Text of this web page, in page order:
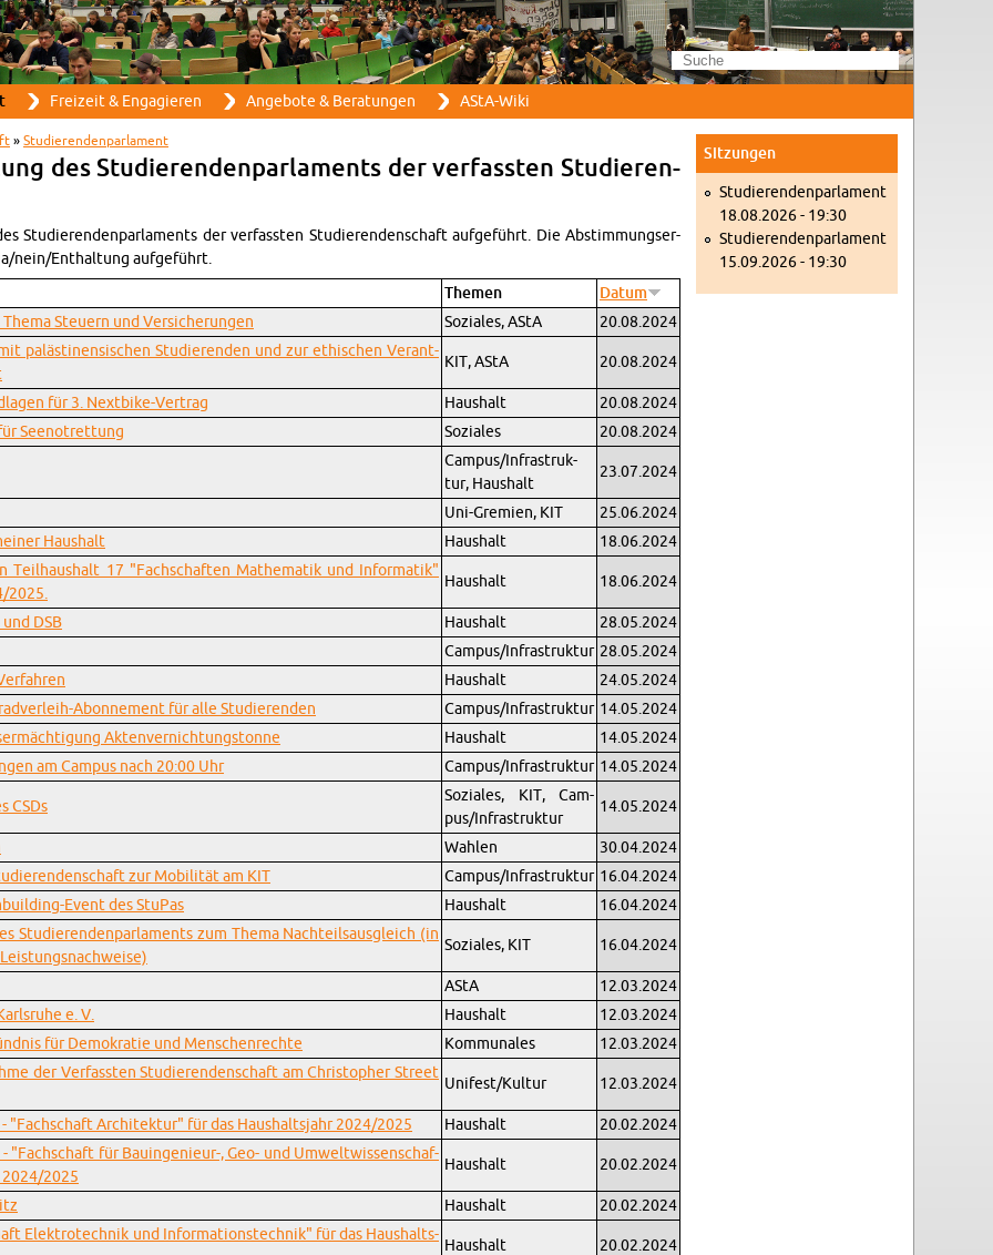
Direkt zum Inhalt
Frei­zeit & En­ga­gie­ren An­ge­bo­te & Be­ra­tun­gen AStA-Wi­ki
» Stu­die­ren­den­par­la­ment
des Stu­die­ren­den­par­la­ments der ver­fass­ten Stu­die­ren­
Stu­die­ren­den­par­la­ments der ver­fass­ten Stu­die­ren­den­schaft auf­ge­führt. Die Ab­stim­mungs­er­
nein/Ent­hal­tung auf­ge­führt.
The­men
Datum
Steu­ern und Ver­si­che­run­gen
So­zia­les, AStA
20.08.2024
pa­läs­ti­nen­si­schen Stu­die­ren­den und zur ethi­schen Ver­ant­
KIT, AStA 20.08.2024
für 3. Next­bike-Ver­trag Haus­halt
20.08.2024
See­notret­tung
So­zia­les 20.08.2024
Cam­pus/In­fra­struk­
tur, Haus­halt
23.07.2024
Uni-Gre­mi­en, KIT
25.06.2024
Haus­halt
Haus­halt
18.06.2024
Teil­haus­halt 17 "Fach­schaf­ten Ma­the­ma­tik und In­for­ma­tik"
2025.
Haus­halt 18.06.2024
DSB Haus­halt
28.05.2024
Cam­pus/In­fra­struk­tur 28.05.2024
Haus­halt
24.05.2024
Abon­ne­ment für alle Stu­die­ren­den
Cam­pus/In­fra­struk­tur 14.05.2024
Ak­ten­ver­nich­tungs­ton­ne
Haus­halt
14.05.2024
am Cam­pus nach 20:00 Uhr
Cam­pus/In­fra­struk­tur 14.05.2024
CSDs
So­zia­les, KIT, Cam­
pus/In­fra­struk­tur
14.05.2024
Wah­len
30.04.2024
zur Mo­bi­li­tät am KIT
Cam­pus/In­fra­struk­tur 16.04.2024
Event des Stu­Pas
Haus­halt
16.04.2024
Stu­die­ren­den­par­la­ments zum Thema Nach­teils­aus­gleich (in
So­zia­les, KIT 16.04.2024
AStA
12.03.2024
e. V.
Haus­halt
12.03.2024
für De­mo­kra­tie und Men­schen­rech­te
Kom­mu­na­les
12.03.2024
der Ver­fass­ten Stu­die­ren­den­schaft am Chris­to­pher Street
Uni­fest/Kul­tur 12.03.2024
"Fach­schaft Ar­chi­tek­tur" für das Haus­halts­jahr 2024/2025 Haus­halt
20.02.2024
"Fach­schaft für Bau­in­ge­nieur-, Geo- und Um­welt­wis­sen­schaf­
2025
Haus­halt 20.02.2024
Haus­halt
20.02.2024
Elek­tro­tech­nik und In­for­ma­ti­ons­tech­nik" für das Haus­halts­
Haus­halt 20.02.2024
Sit­zun­gen
Stu­die­ren­den­par­la­ment
18.08.2026 - 19:30
Stu­die­ren­den­par­la­ment
15.09.2026 - 19:30